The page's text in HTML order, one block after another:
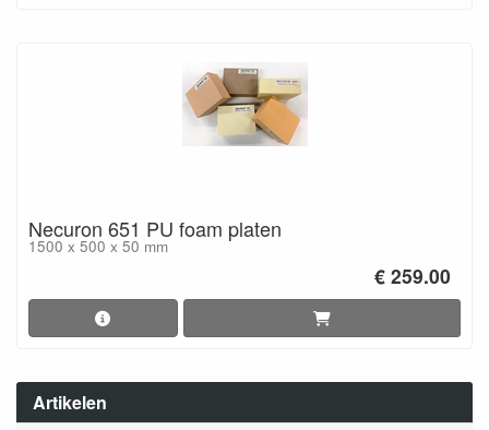
Artikelen
Necuron 651 PU foam platen
1500 x 500 x 50 mm
€ 259.00